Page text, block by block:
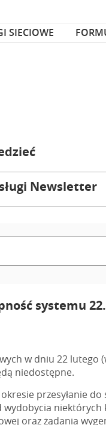
SIECIOWE
Newsletter
systemu
w dniu 22 lutego
niedostępne.
przesyłanie
niektórych
oraz żądania